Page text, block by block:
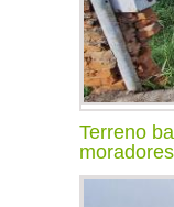
Terreno